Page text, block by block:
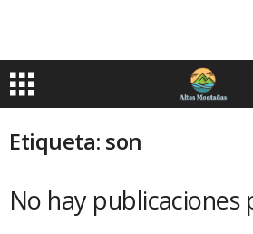
Etiqueta: son
No hay